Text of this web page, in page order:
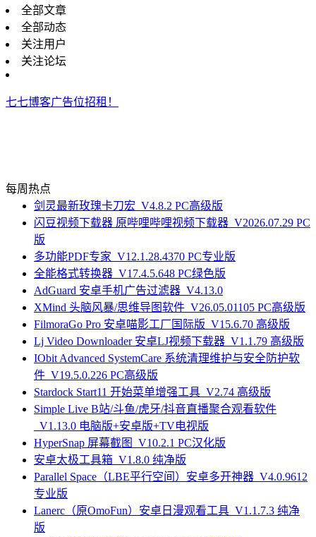
全部文章
全部动态
关注用户
关注论坛
七七博客广告位招租！
每周热点
剑灵最新玫瑰卡刀宏_V4.8.2 PC高级版
闪豆视频下载器 原哔哩哔哩视频下载器_V2026.07.29 PC
版
多功能PDF专家_V12.1.28.4370 PC专业版
全能格式转换器_V17.4.5.648 PC绿色版
AdGuard 安卓手机广告过滤器_V4.13.0
XMind 头脑风暴/思维导图软件_V26.05.01105 PC高级版
FilmoraGo Pro 安卓喵影工厂国际版_V15.6.70 高级版
Lj Video Downloader 安卓LJ视频下载器_V1.1.79 高级版
IObit Advanced SystemCare 系统清理维护与安全防护软
件_V19.5.0.226 PC高级版
Stardock Start11 开始菜单增强工具_V2.74 高级版
Simple Live B站/斗鱼/虎牙/抖音直播聚合观看软件
_V1.13.0 电脑版+安卓版+TV电视版
HyperSnap 屏幕截图_V10.2.1 PC汉化版
安卓太极工具箱_V1.8.0 纯净版
Parallel Space（LBE平行空间）安卓多开神器_V4.0.9612
专业版
Lanerc（原OmoFun）安卓日漫观看工具_V1.1.7.3 纯净
版